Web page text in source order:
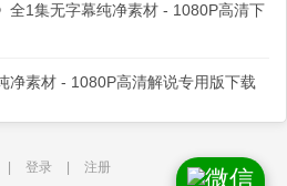
全1集无字幕纯净素材 - 1080P高清下
净素材 - 1080P高清解说专用版下载
登录 注册